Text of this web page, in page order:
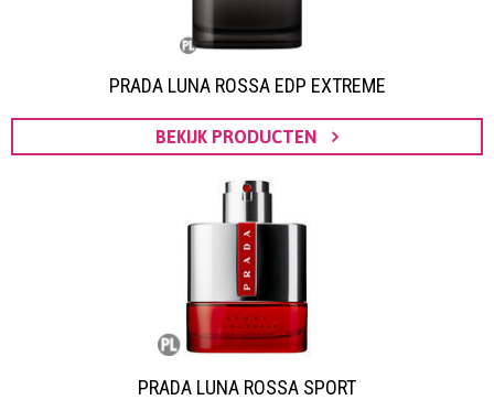
PRADA LUNA ROSSA EDP EXTREME
BEKIJK PRODUCTEN
PRADA LUNA ROSSA SPORT